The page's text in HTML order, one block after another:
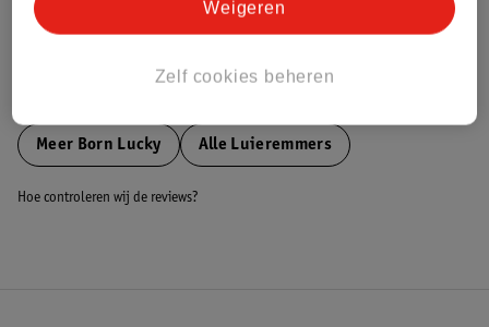
Bestel & Bezorginformatie
Meer Born Lucky Alle Luieremmers
Hoe controleren wij de reviews?
Zelf cookies beheren
Weigeren